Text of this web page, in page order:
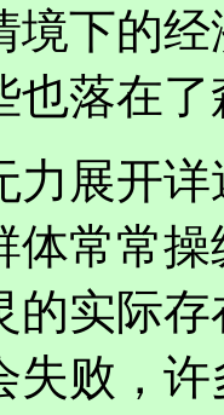
境下的
也落在
展开详
体常常
的实际
失败，